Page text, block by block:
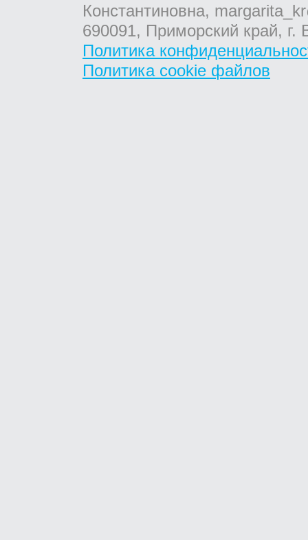
Константиновна,
690091, Приморский край,
Политика
Политика cookie файлов